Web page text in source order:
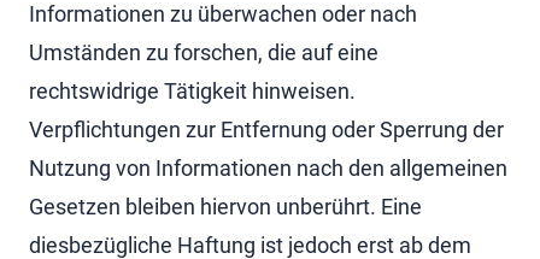
Informationen zu überwachen oder nach
Umständen zu forschen, die auf eine
rechtswidrige Tätigkeit hinweisen.
Verpflichtungen zur Entfernung oder Sperrung der
Nutzung von Informationen nach den allgemeinen
Gesetzen bleiben hiervon unberührt. Eine
diesbezügliche Haftung ist jedoch erst ab dem